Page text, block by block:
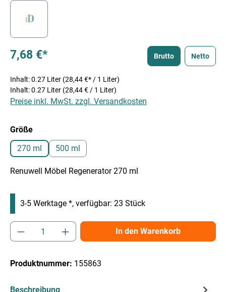
7,68 €* Brutto Netto
Inhalt:0.27 Liter (28,44 €* / 1 Liter)
Inhalt:0.27 Liter (28,44 € / 1 Liter)
Preise inkl. MwSt. zzgl. Versandkosten
Größeauswählen
270 ml
500 ml
Renuwell Möbel Regenerator 270 ml
3-5 Werktage *, verfügbar: 23 Stück
Produkt Anzahl: Gib den gewünschten
In den Warenkorb
Produktnummer: 155863
Beschreibung